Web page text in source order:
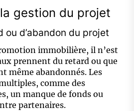
gestion du projet
ou d’abandon du projet
immobilière, il n’est
prennent du retard ou que
même abandonnés. Les
comme des
un manque de fonds ou
partenaires.